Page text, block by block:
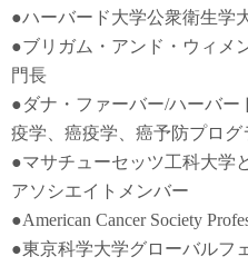
●ハーバード大学公衆衛生学
●ブリガム・アンド・ウィメ
門長
●ダナ・ファーバー/ハーバー
疫学
癌疫学 、癌予防プログ
●マサチューセッツ工科大学
アソシエイトメンバー
●American Cancer Society
●東京科学大学グローバルフ